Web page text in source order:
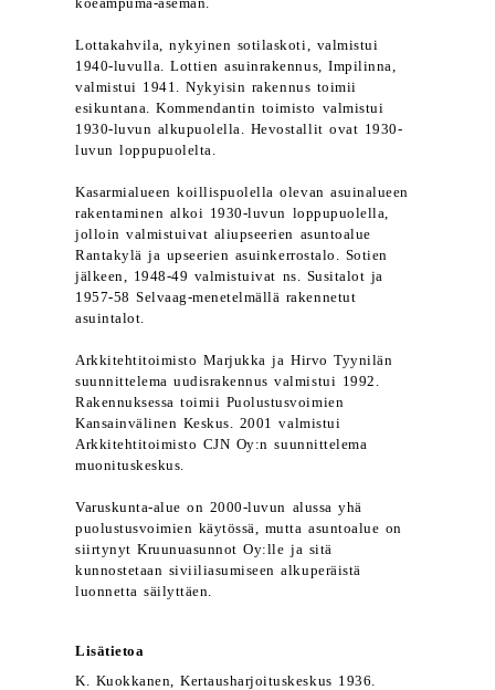
koeampuma-aseman.
Lottakahvila, nykyinen sotilaskoti, valmistui
1940-luvulla. Lottien asuinrakennus, Impilinna,
valmistui 1941. Nykyisin rakennus toimii
esikuntana. Kommendantin toimisto valmistui
1930-luvun alkupuolella. Hevostallit ovat 1930-
luvun loppupuolelta.
Kasarmialueen koillispuolella olevan asuinalueen
rakentaminen alkoi 1930-luvun loppupuolella,
jolloin valmistuivat aliupseerien asuntoalue
Rantakylä ja upseerien asuinkerrostalo. Sotien
jälkeen, 1948-49 valmistuivat ns. Susitalot ja
1957-58 Selvaag-menetelmällä rakennetut
asuintalot.
Arkkitehtitoimisto Marjukka ja Hirvo Tyynilän
suunnittelema uudisrakennus valmistui 1992.
Rakennuksessa toimii Puolustusvoimien
Kansainvälinen Keskus. 2001 valmistui
Arkkitehtitoimisto CJN Oy:n suunnittelema
muonituskeskus.
Varuskunta-alue on 2000-luvun alussa yhä
puolustusvoimien käytössä, mutta asuntoalue on
siirtynyt Kruunuasunnot Oy:lle ja sitä
kunnostetaan siviiliasumiseen alkuperäistä
luonnetta säilyttäen.
Lisätietoa
K. Kuokkanen, Kertausharjoituskeskus 1936.